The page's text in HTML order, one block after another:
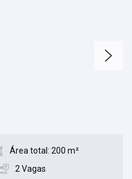
Área total: 200 m²
2 Vagas